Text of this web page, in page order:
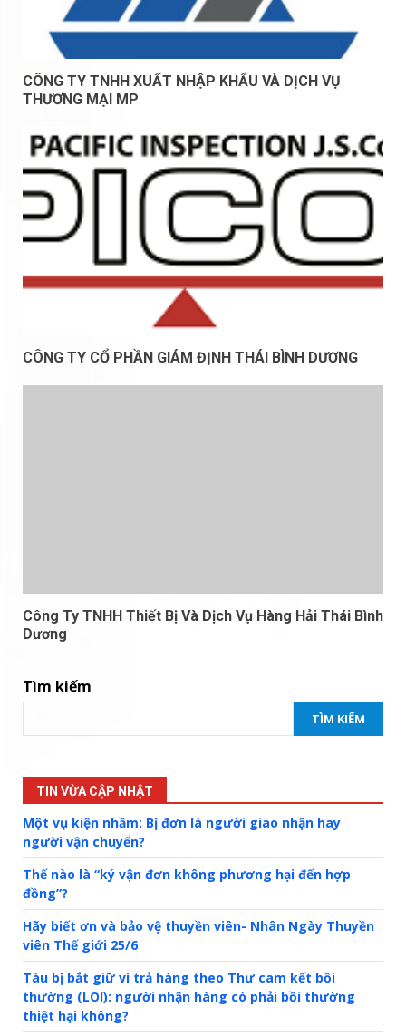
CÔNG TY TNHH XUẤT NHẬP KHẨU VÀ DỊCH VỤ
THƯƠNG MẠI MP
CÔNG TY CỔ PHẦN GIÁM ĐỊNH THÁI BÌNH DƯƠNG
Công Ty TNHH Thiết Bị Và Dịch Vụ Hàng Hải Thái Bình
Dương
Tìm kiếm
TÌM KIẾM
TIN VỪA CẬP NHẬT
Một vụ kiện nhầm: Bị đơn là người giao nhận hay
người vận chuyển?
Thế nào là “ký vận đơn không phương hại đến hợp
đồng”?
Hãy biết ơn và bảo vệ thuyền viên- Nhân Ngày Thuyền
viên Thế giới 25/6
Tàu bị bắt giữ vì trả hàng theo Thư cam kết bồi
thường (LOI): người nhận hàng có phải bồi thường
thiệt hại không?